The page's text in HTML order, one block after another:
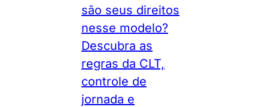
são seus direitos
nesse modelo?
Descubra as
regras da CLT,
controle de
jornada e